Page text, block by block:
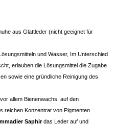
aus Glattleder (nicht geeignet für
und Wasser, Im Unterschied
erlauben die Lösungsmittel die Zugabe
sowie eine gründliche Reinigung des
allem Bienenwachs, auf den
reichen Konzentrat von Pigmenten
Saphirdas Leder auf und